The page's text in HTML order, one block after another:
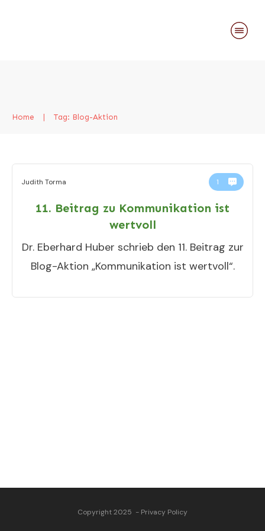
Home Tag: Blog-Aktion
Judith Torma 1
11. Beitrag zu Kommunikation ist
wertvoll
Dr. Eberhard Huber schrieb den 11. Beitrag zur
Blog-Aktion „Kommunikation ist wertvoll“.
Copyright 2025 - Privacy Policy